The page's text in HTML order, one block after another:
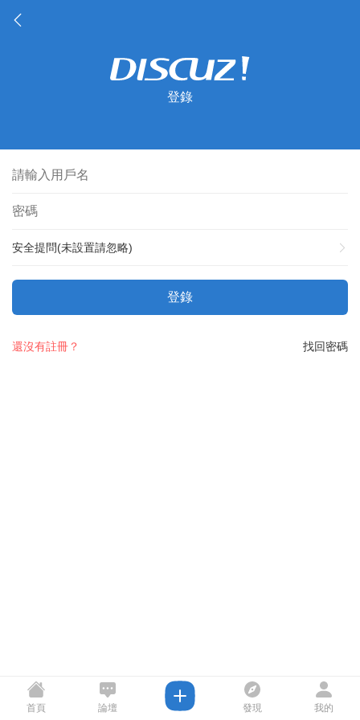
登錄
安全提問(未設置請忽略)
登錄
找回密碼
還沒有註冊？
首頁 論壇 發現 我的